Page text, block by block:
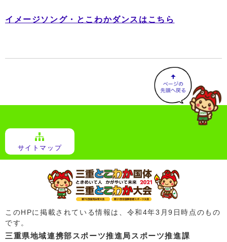
イメージソング・とこわかダンスはこちら
サイトマップ
このHPに掲載されている情報は、令和4年3月9日時点のもの
です。
三重県地域連携部スポーツ推進局スポーツ推進課